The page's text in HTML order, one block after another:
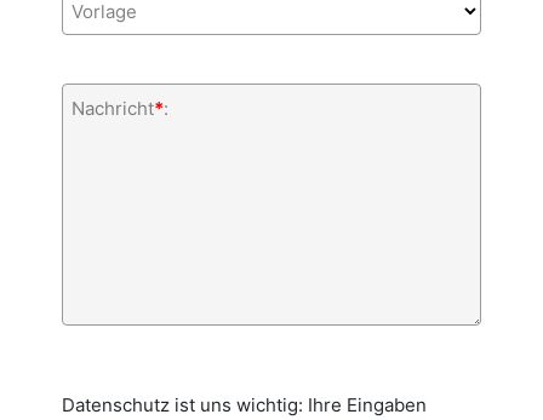
Vorlage
Nachricht*:
Datenschutz ist uns wichtig: Ihre Eingaben